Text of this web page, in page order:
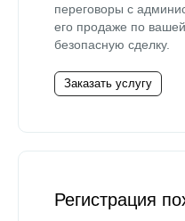
переговоры с
его продаже по
безопасную сделку.
Заказать услугу
Регистрация